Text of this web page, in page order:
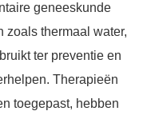
geneeskunde
zoals thermaal water,
ter preventie en
Therapieën
toegepast, hebben